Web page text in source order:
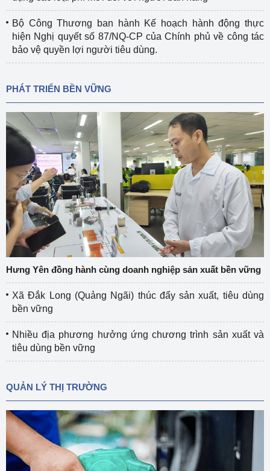
Bộ Công Thương ban hành Kế hoạch hành động thực
hiện Nghị quyết số 87/NQ-CP của Chính phủ về công tác
bảo vệ quyền lợi người tiêu dùng.
PHÁT TRIỂN BỀN VỮNG
Hưng Yên đồng hành cùng doanh nghiệp sản xuất bền vững
Xã Đắk Long (Quảng Ngãi) thúc đẩy sản xuất, tiêu dùng
bền vững
Nhiều địa phương hưởng ứng chương trình sản xuất và
tiêu dùng bền vững
QUẢN LÝ THỊ TRƯỜNG